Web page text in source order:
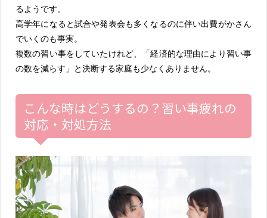
るようです。
高学年になると試合や発表会も多くなるのに伴い出費がかさん
でいくのも事実。
複数の習い事をしていたけれど、「経済的な理由により習い事
の数を減らす」と決断する家庭も少なくありません。
こんな時はどうするの？習い事疲れの
対応・対処方法